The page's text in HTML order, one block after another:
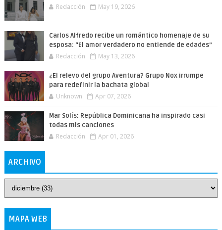
Redacción May 19, 2026
Carlos Alfredo recibe un romántico homenaje de su
esposa: “El amor verdadero no entiende de edades”
Redacción May 13, 2026
¿El relevo del grupo Aventura? Grupo Nox irrumpe
para redefinir la bachata global
Unknown Apr 07, 2026
Mar Solís: República Dominicana ha inspirado casi
todas mis canciones
Redacción Apr 01, 2026
ARCHIVO
MAPA WEB